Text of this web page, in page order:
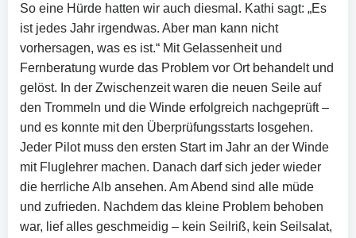
So eine Hürde hatten wir auch diesmal. Kathi sagt: „Es
ist jedes Jahr irgendwas. Aber man kann nicht
vorhersagen, was es ist.“ Mit Gelassenheit und
Fernberatung wurde das Problem vor Ort behandelt und
gelöst. In der Zwischenzeit waren die neuen Seile auf
den Trommeln und die Winde erfolgreich nachgeprüft –
und es konnte mit den Überprüfungsstarts losgehen.
Jeder Pilot muss den ersten Start im Jahr an der Winde
mit Fluglehrer machen. Danach darf sich jeder wieder
die herrliche Alb ansehen. Am Abend sind alle müde
und zufrieden. Nachdem das kleine Problem behoben
war, lief alles geschmeidig – kein Seilriß, kein Seilsalat,